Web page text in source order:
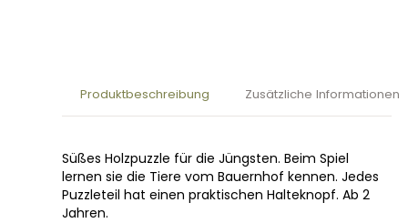
Produktbeschreibung Zusätzliche Informationen
Süßes Holzpuzzle für die Jüngsten. Beim Spiel
lernen sie die Tiere vom Bauernhof kennen. Jedes
Puzzleteil hat einen praktischen Halteknopf. Ab 2
Jahren.